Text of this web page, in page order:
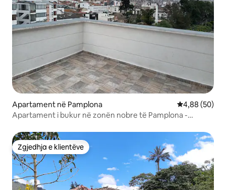
Apartament në Pamplona Vlerësimi
4,88 (50)
Apartament i bukur në zonën nobre të Pamplona -
Zgjedhja e klientëve
Zgjedhja e klientëve